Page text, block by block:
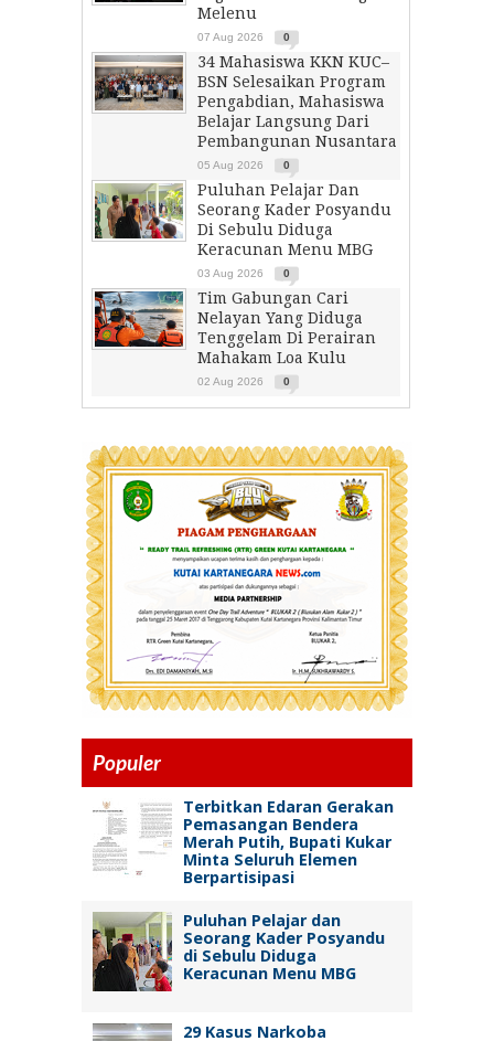
Melenu
07 Aug 2026 0
34 Mahasiswa KKN KUC–
BSN Selesaikan Program
Pengabdian, Mahasiswa
Belajar Langsung Dari
Pembangunan Nusantara
05 Aug 2026 0
Puluhan Pelajar Dan
Seorang Kader Posyandu
Di Sebulu Diduga
Keracunan Menu MBG
03 Aug 2026 0
Tim Gabungan Cari
Nelayan Yang Diduga
Tenggelam Di Perairan
Mahakam Loa Kulu
02 Aug 2026 0
Populer
Terbitkan Edaran Gerakan
Pemasangan Bendera
Merah Putih, Bupati Kukar
Minta Seluruh Elemen
Berpartisipasi
Puluhan Pelajar dan
Seorang Kader Posyandu
di Sebulu Diduga
Keracunan Menu MBG
29 Kasus Narkoba